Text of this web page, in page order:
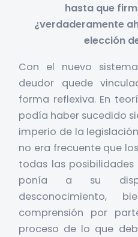
hasta que
¿verdaderamente
elección
Con el nuevo
deudor quede
forma reflexiva. En
podía haber sucedido
imperio de la
no era frecuente que
todas las
ponía a su
desconocimiento,
comprensión por
proceso de lo que